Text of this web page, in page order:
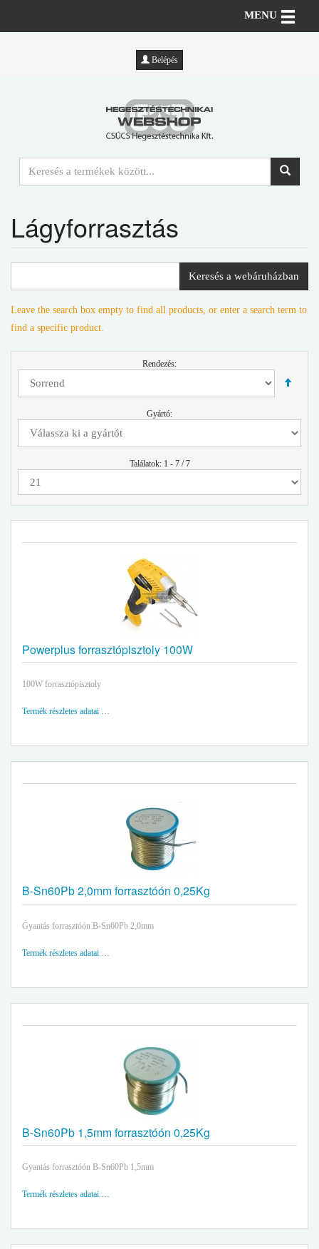
Belépés
MENU Toggle
Lágyforrasztás
Keresés a webáruházban
Leave the search box empty to find all products, or enter a search term to
find a specific product.
Rendezés:
Gyártó:
Találatok: 1 - 7 / 7
Powerplus forrasztópisztoly 100W
100W forrasztópisztoly
Termék részletes adatai …
B-Sn60Pb 2,0mm forrasztóón 0,25Kg
Gyantás forrasztóón B-Sn60Pb 2,0mm
Termék részletes adatai …
B-Sn60Pb 1,5mm forrasztóón 0,25Kg
Gyantás forrasztóón B-Sn60Pb 1,5mm
Termék részletes adatai …